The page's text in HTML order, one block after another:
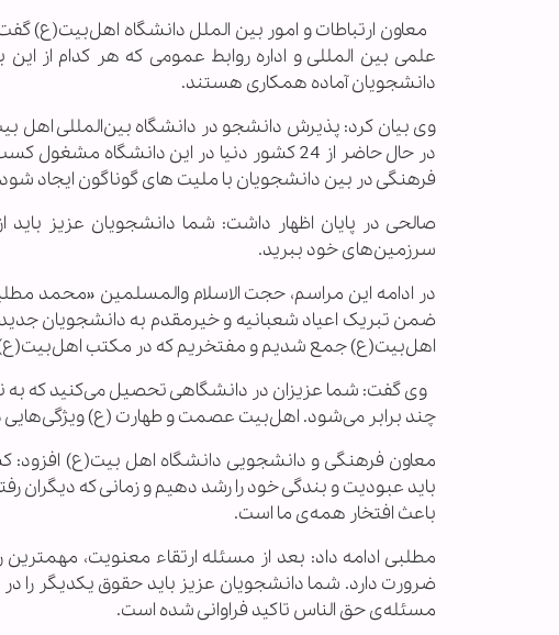
معاون ارتباطات و امور بین الملل دانشگاه
علمی بین المللی و اداره روابط عمومی که هر کدام از
دانشجویان آماده همکاری هستند.
در حال حاضر از 24 کشور دنیا در این
فرهنگی در بین دانشجویان با ملیت های گوناگون ایجاد
صالحی در پایان اظهار داشت: شما دانشجویان عزیز
سرزمین‌های خود ببرید.
در ادامه‌‌‌ این مراسم، حجت الاسلام والمسلمین «محمد
ضمن تبریک اعیاد شعبانیه و خیرمقدم به دانشجویان
اهل‌بیت(ع) جمع شدیم و مفتخریم که در مکتب
وی گفت: شما عزیزان در دانشگاهی تحصیل می‌‌کنید که
چند برابر می‌شود. اهل‌بیت عصمت و طهارت (ع) ویژگی‌هایی
معاون فرهنگی و دانشجویی دانشگاه اهل بیت(ع)
باید عبودیت و بندگی خود را رشد دهیم و زمانی که دیگران
باعث افتخار همه‌ی ما است.
مطلبی ادامه داد: بعد از مسئله ارتقاء معنویت،
ضرورت دارد. شما دانشجویان عزیز باید حقوق یکدیگر را
مسئله‌ی حق الناس تاکید فراوانی شده است.